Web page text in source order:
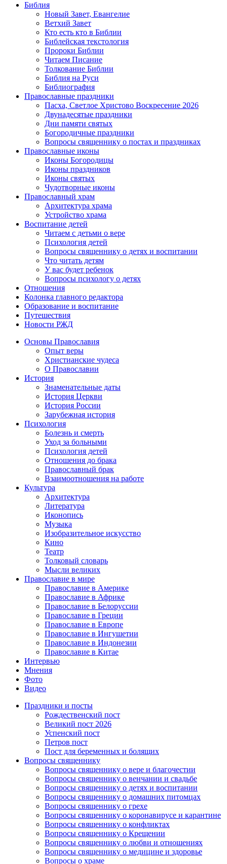
Библия
Новый Завет, Евангелие
Ветхий Завет
Кто есть кто в Библии
Библейская текстология
Пророки Библии
Читаем Писание
Толкование Библии
Библия на Руси
Библиография
Православные праздники
Пасха, Светлое Христово Воскресение 2026
Двунадесятые праздники
Дни памяти святых
Богородичные праздники
Вопросы священнику о постах и праздниках
Православные иконы
Иконы Богородицы
Иконы праздников
Иконы святых
Чудотворные иконы
Православный храм
Архитектура храма
Устройство храма
Воспитание детей
Читаем с детьми о вере
Психология детей
Вопросы священнику о детях и воспитании
Что читать детям
У вас будет ребенок
Вопросы психологу о детях
Отношения
Колонка главного редактора
Образование и воспитание
Путешествия
Новости РЖД
Основы Православия
Опыт веры
Христианские чудеса
О Православии
История
Знаменательные даты
История Церкви
История России
Зарубежная история
Психология
Болезнь и смерть
Уход за больными
Психология детей
Отношения до брака
Православный брак
Взаимоотношения на работе
Культура
Архитектура
Литература
Иконопись
Музыка
Изобразительное искусство
Кино
Театр
Толковый словарь
Мысли великих
Православие в мире
Православие в Америке
Православие в Африке
Православие в Белоруссии
Православие в Греции
Православие в Европе
Православие в Ингушетии
Православие в Индонезии
Православие в Китае
Интервью
Мнения
Фото
Видео
Праздники и посты
Рождественский пост
Великий пост 2026
Успенский пост
Петров пост
Пост для беременных и болящих
Вопросы священнику
Вопросы священнику о вере и благочестии
Вопросы священнику о венчании и свадьбе
Вопросы священнику о детях и воспитании
Вопросы священнику о домашних питомцах
Вопросы священнику о грехе
Вопросы священнику о коронавирусе и карантине
Вопросы священнику о конфликтах
Вопросы священнику о Крещении
Вопросы священнику о любви и отношениях
Вопросы священнику о медицине и здоровье
Вопросы о храме